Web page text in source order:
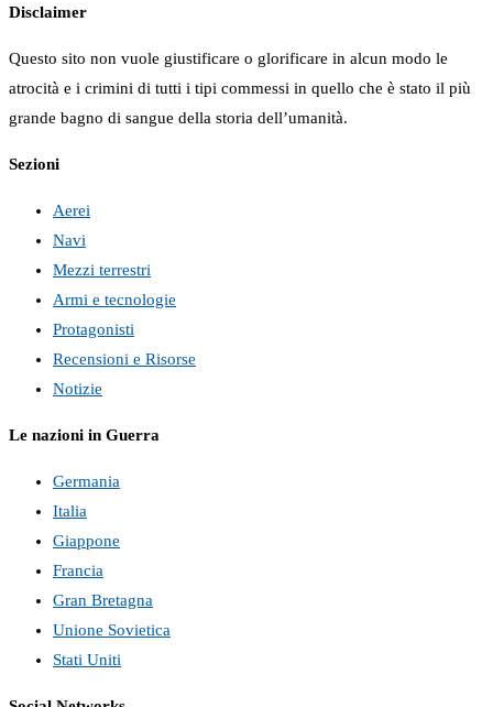
Disclaimer
Questo sito non vuole giustificare o glorificare in alcun modo le
atrocità e i crimini di tutti i tipi commessi in quello che è stato il più
grande bagno di sangue della storia dell’umanità.
Sezioni
Aerei
Navi
Mezzi terrestri
Armi e tecnologie
Protagonisti
Recensioni e Risorse
Notizie
Le nazioni in Guerra
Germania
Italia
Giappone
Francia
Gran Bretagna
Unione Sovietica
Stati Uniti